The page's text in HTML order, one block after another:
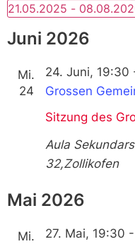
21.05.2025 -
Wählen
Sie
das
aus.
Juni 2026
Mi.
24
Sitzung des
24. Juni, 19:30
Grossen
Aula
32,Zollikofen
Mai 2026
Mi.
27. Mai, 19:30 -